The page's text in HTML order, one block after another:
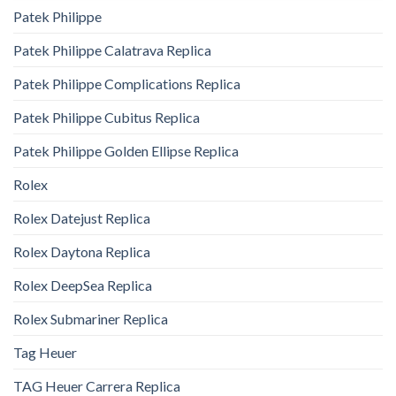
Patek Philippe
Patek Philippe Calatrava Replica
Patek Philippe Complications Replica
Patek Philippe Cubitus Replica
Patek Philippe Golden Ellipse Replica
Rolex
Rolex Datejust Replica
Rolex Daytona Replica
Rolex DeepSea Replica
Rolex Submariner Replica
Tag Heuer
TAG Heuer Carrera Replica